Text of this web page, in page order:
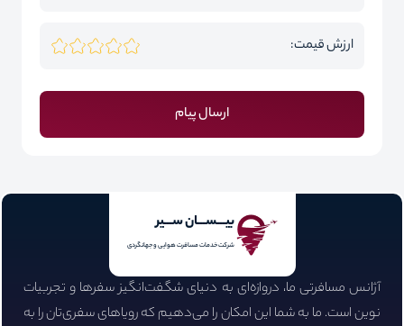
ارزش قیمت:
ارسال پیام
بیـــســـان ســـیر
شرکت خدمات مسافرت هوایی و جهانگردی
آژانس مسافرتی ما، دروازه‌ای به دنیای شگفت‌انگیز سفرها و تجربیات
نوین است. ما به شما این امکان را می‌دهیم که رویاهای سفری‌تان را به